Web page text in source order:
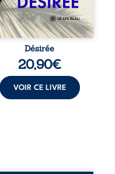
Désirée
20,90€
VOIR CE LIVRE